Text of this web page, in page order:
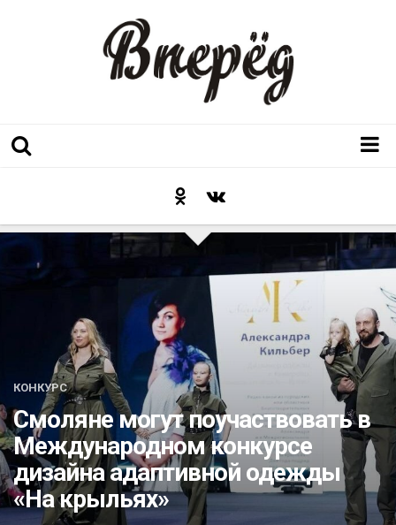
Послесловие к празднику
Факт
Неожиданный ракурс
Контакты
Люди родного края
Акция
К 70-летию районного Дома культуры
Конкурс
Люди родного края
КОНКУРС
Смоляне могут поучаствовать в
Международном конкурсе
дизайна адаптивной одежды
«На крыльях»